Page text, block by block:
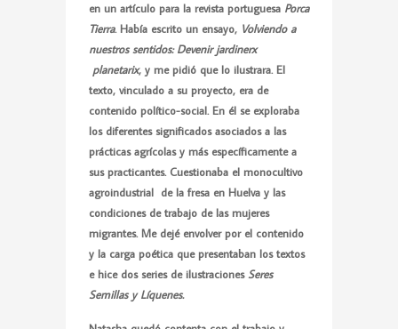
en un artículo para la revista portuguesa Porca
Tierra. Había escrito un ensayo, Volviendo a
nuestros sentidos: Devenir jardinerx
planetarix, y me pidió que lo ilustrara. El
texto, vinculado a su proyecto, era de
contenido político-social. En él se exploraba
los diferentes significados asociados a las
prácticas agrícolas y más específicamente a
sus practicantes. Cuestionaba el monocultivo
agroindustrial de la fresa en Huelva y las
condiciones de trabajo de las mujeres
migrantes. Me dejé envolver por el contenido
y la carga poética que presentaban los textos
e hice dos series de ilustracionesSeres
Semillas y Líquenes.